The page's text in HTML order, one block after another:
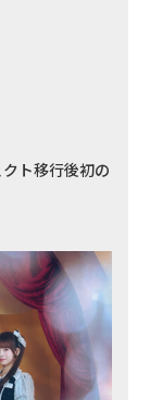
ト移行後初の